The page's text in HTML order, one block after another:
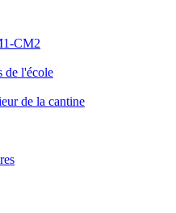
CM2
de l'école
de la cantine